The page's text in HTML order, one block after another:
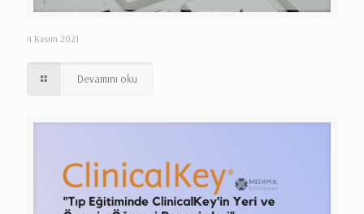
4 Kasım 2021
Devamını oku